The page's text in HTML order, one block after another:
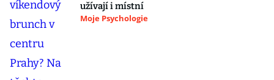
užívají i místní
Moje Psychologie